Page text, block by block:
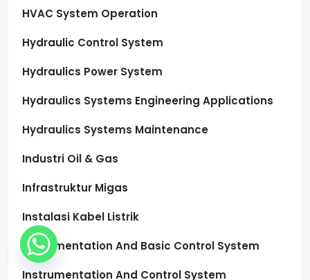
HVAC System Operation
Hydraulic Control System
Hydraulics Power System
Hydraulics Systems Engineering Applications
Hydraulics Systems Maintenance
Industri Oil & Gas
Infrastruktur Migas
Instalasi Kabel Listrik
Instrumentation And Basic Control System
Instrumentation And Control System